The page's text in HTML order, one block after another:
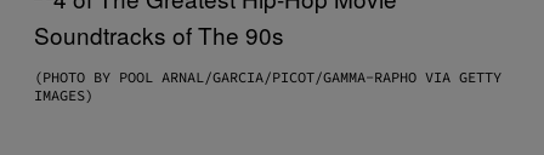
(PHOTO BY POOL ARNAL/GARCIA/PICOT/GAMMA-RAPHO VIA GETTY
IMAGES)